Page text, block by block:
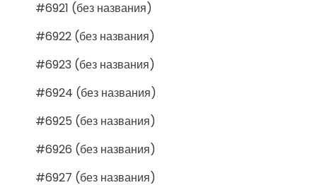
#6921 (без названия)
#6922 (без названия)
#6923 (без названия)
#6924 (без названия)
#6925 (без названия)
#6926 (без названия)
#6927 (без названия)